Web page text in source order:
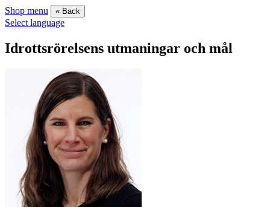
Shop menu « Back
Select language
Idrottsrörelsens utmaningar och mål